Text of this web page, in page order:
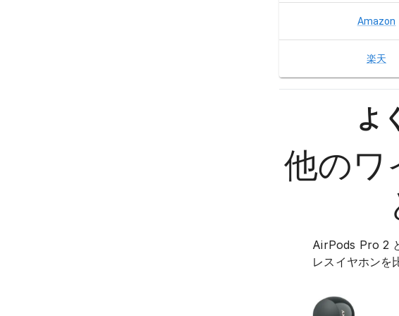
Amazon
楽天
よ
他のワ
AirPods Pro 2
レスイヤホンを